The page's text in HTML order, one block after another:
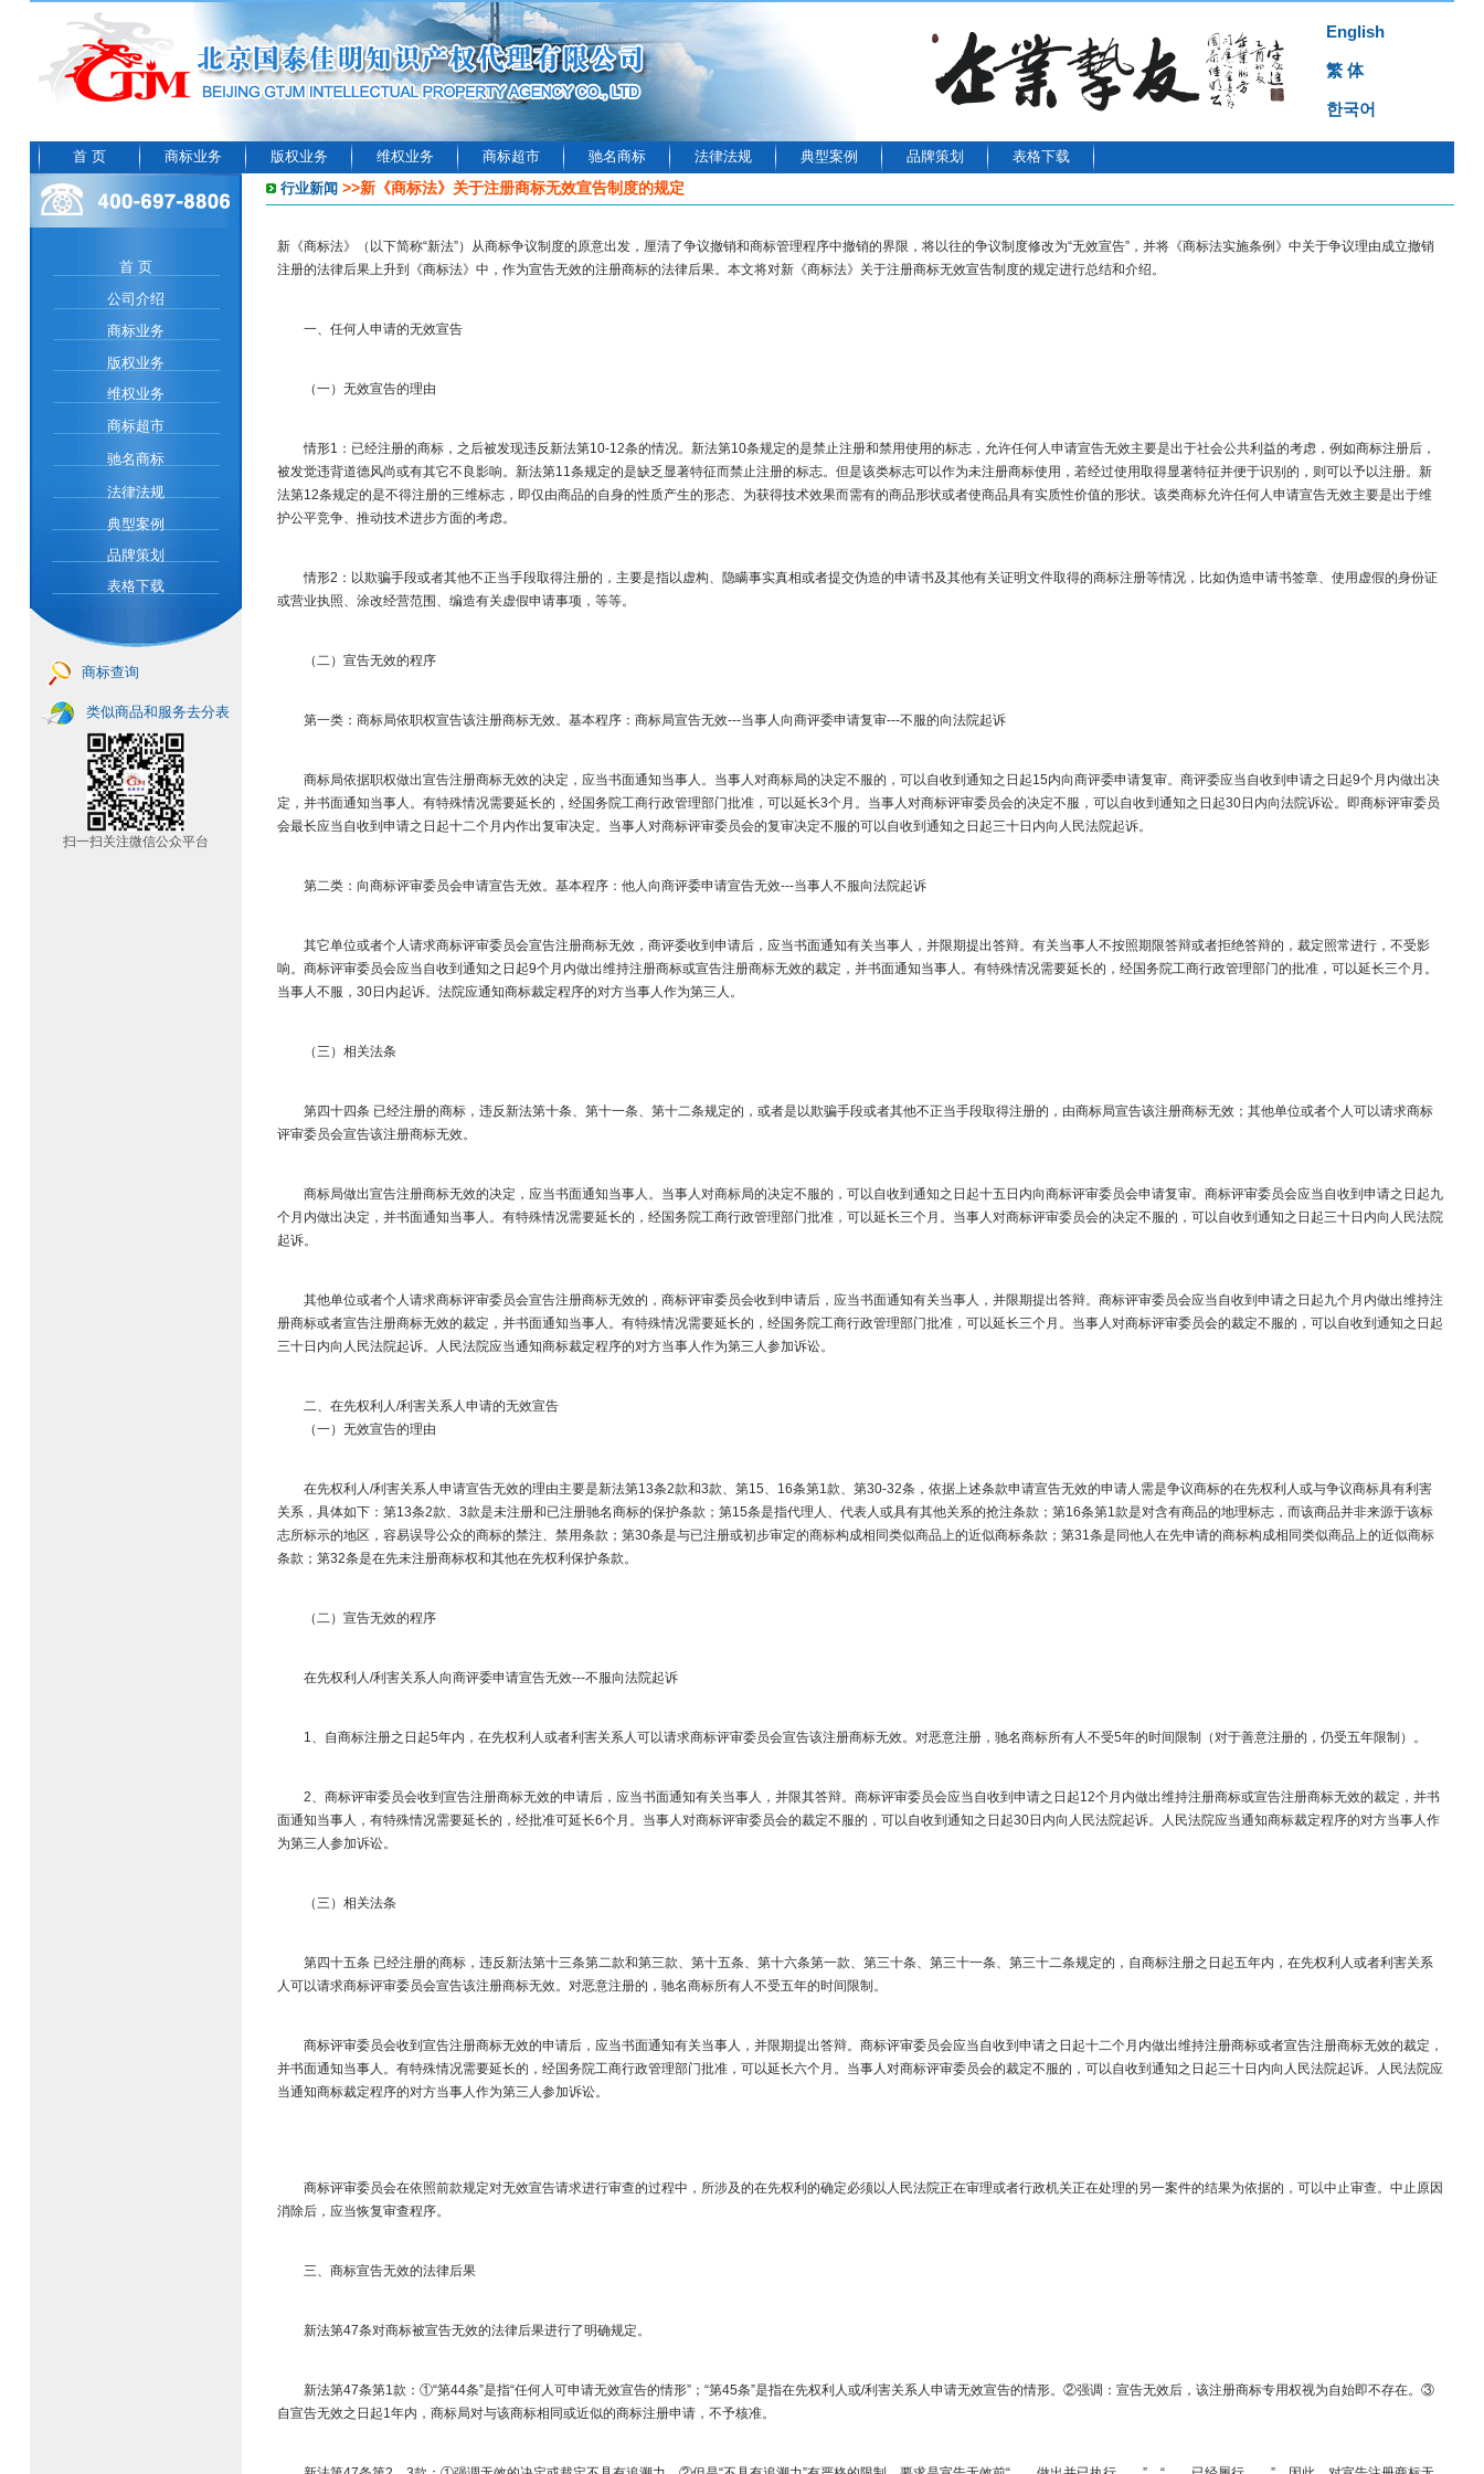
English
繁 体
한국어
首 页 商标业务 版权业务 维权业务 商标超市 驰名商标 法律法规 典型案例 品牌策划 表格下载
首 页
公司介绍
商标业务
版权业务
维权业务
商标超市
驰名商标
法律法规
典型案例
品牌策划
表格下载
商标查询
类似商品和服务去分表
扫一扫关注微信公众平台
行业新闻 >>新《商标法》关于注册商标无效宣告制度的规定
新《商标法》（以下简称“新法”）从商标争议制度的原意出发，厘清了争议撤销和商标管理程序中撤销的界限，将以往的争议制度修改为“无效宣告”，并将《商标法实施条例》中关于争议理由成立撤销
注册的法律后果上升到《商标法》中，作为宣告无效的注册商标的法律后果。本文将对新《商标法》关于注册商标无效宣告制度的规定进行总结和介绍。​
一、任何人申请的无效宣告​
（一）无效宣告的理由​
情形1：已经注册的商标，之后被发现违反新法第10-12条的情况。新法第10条规定的是禁止注册和禁用使用的标志，允许任何人申请宣告无效主要是出于社会公共利益的考虑，例如商标注册后，
被发觉违背道德风尚或有其它不良影响。新法第11条规定的是缺乏显著特征而禁止注册的标志。但是该类标志可以作为未注册商标使用，若经过使用取得显著特征并便于识别的，则可以予以注册。新
法第12条规定的是不得注册的三维标志，即仅由商品的自身的性质产生的形态、为获得技术效果而需有的商品形状或者使商品具有实质性价值的形状。该类商标允许任何人申请宣告无效主要是出于维
护公平竞争、推动技术进步方面的考虑。​
情形2：以欺骗手段或者其他不正当手段取得注册的，主要是指以虚构、隐瞒事实真相或者提交伪造的申请书及其他有关证明文件取得的商标注册等情况，比如伪造申请书签章、使用虚假的身份证
或营业执照、涂改经营范围、编造有关虚假申请事项，等等。​
（二）宣告无效的程序​
第一类：商标局依职权宣告该注册商标无效。基本程序：商标局宣告无效---当事人向商评委申请复审---不服的向法院起诉​
商标局依据职权做出宣告注册商标无效的决定，应当书面通知当事人。当事人对商标局的决定不服的，可以自收到通知之日起15内向商评委申请复审。商评委应当自收到申请之日起9个月内做出决
定，并书面通知当事人。有特殊情况需要延长的，经国务院工商行政管理部门批准，可以延长3个月。当事人对商标评审委员会的决定不服，可以自收到通知之日起30日内向法院诉讼。即商标评审委员
会最长应当自收到申请之日起十二个月内作出复审决定。当事人对商标评审委员会的复审决定不服的可以自收到通知之日起三十日内向人民法院起诉。​
第二类：向商标评审委员会申请宣告无效。基本程序：他人向商评委申请宣告无效---当事人不服向法院起诉​
其它单位或者个人请求商标评审委员会宣告注册商标无效，商评委收到申请后，应当书面通知有关当事人，并限期提出答辩。有关当事人不按照期限答辩或者拒绝答辩的，裁定照常进行，不受影
响。商标评审委员会应当自收到通知之日起9个月内做出维持注册商标或宣告注册商标无效的裁定，并书面通知当事人。有特殊情况需要延长的，经国务院工商行政管理部门的批准，可以延长三个月。
当事人不服，30日内起诉。法院应通知商标裁定程序的对方当事人作为第三人。​
（三）相关法条​
第四十四条 已经注册的商标，违反新法第十条、第十一条、第十二条规定的，或者是以欺骗手段或者其他不正当手段取得注册的，由商标局宣告该注册商标无效；其他单位或者个人可以请求商标
评审委员会宣告该注册商标无效。​
商标局做出宣告注册商标无效的决定，应当书面通知当事人。当事人对商标局的决定不服的，可以自收到通知之日起十五日内向商标评审委员会申请复审。商标评审委员会应当自收到申请之日起九
个月内做出决定，并书面通知当事人。有特殊情况需要延长的，经国务院工商行政管理部门批准，可以延长三个月。当事人对商标评审委员会的决定不服的，可以自收到通知之日起三十日内向人民法院
起诉。​
其他单位或者个人请求商标评审委员会宣告注册商标无效的，商标评审委员会收到申请后，应当书面通知有关当事人，并限期提出答辩。商标评审委员会应当自收到申请之日起九个月内做出维持注
册商标或者宣告注册商标无效的裁定，并书面通知当事人。有特殊情况需要延长的，经国务院工商行政管理部门批准，可以延长三个月。当事人对商标评审委员会的裁定不服的，可以自收到通知之日起
三十日内向人民法院起诉。人民法院应当通知商标裁定程序的对方当事人作为第三人参加诉讼。​
二、在先权利人/利害关系人申请的无效宣告
（一）无效宣告的理由​
在先权利人/利害关系人申请宣告无效的理由主要是新法第13条2款和3款、第15、16条第1款、第30-32条，依据上述条款申请宣告无效的申请人需是争议商标的在先权利人或与争议商标具有利害
关系，具体如下：第13条2款、3款是未注册和已注册驰名商标的保护条款；第15条是指代理人、代表人或具有其他关系的抢注条款；第16条第1款是对含有商品的地理标志，而该商品并非来源于该标
志所标示的地区，容易误导公众的商标的禁注、禁用条款；第30条是与已注册或初步审定的商标构成相同类似商品上的近似商标条款；第31条是同他人在先申请的商标构成相同类似商品上的近似商标
条款；第32条是在先未注册商标权和其他在先权利保护条款。​
（二）宣告无效的程序​
在先权利人/利害关系人向商评委申请宣告无效---不服向法院起诉​
1、自商标注册之日起5年内，在先权利人或者利害关系人可以请求商标评审委员会宣告该注册商标无效。对恶意注册，驰名商标所有人不受5年的时间限制（对于善意注册的，仍受五年限制）。​
2、商标评审委员会收到宣告注册商标无效的申请后，应当书面通知有关当事人，并限其答辩。商标评审委员会应当自收到申请之日起12个月内做出维持注册商标或宣告注册商标无效的裁定，并书
面通知当事人，有特殊情况需要延长的，经批准可延长6个月。当事人对商标评审委员会的裁定不服的，可以自收到通知之日起30日内向人民法院起诉。人民法院应当通知商标裁定程序的对方当事人作
为第三人参加诉讼。​
（三）相关法条​
第四十五条 已经注册的商标，违反新法第十三条第二款和第三款、第十五条、第十六条第一款、第三十条、第三十一条、第三十二条规定的，自商标注册之日起五年内，在先权利人或者利害关系
人可以请求商标评审委员会宣告该注册商标无效。对恶意注册的，驰名商标所有人不受五年的时间限制。​
商标评审委员会收到宣告注册商标无效的申请后，应当书面通知有关当事人，并限期提出答辩。商标评审委员会应当自收到申请之日起十二个月内做出维持注册商标或者宣告注册商标无效的裁定，
并书面通知当事人。有特殊情况需要延长的，经国务院工商行政管理部门批准，可以延长六个月。当事人对商标评审委员会的裁定不服的，可以自收到通知之日起三十日内向人民法院起诉。人民法院应
当通知商标裁定程序的对方当事人作为第三人参加诉讼。​
商标评审委员会在依照前款规定对无效宣告请求进行审查的过程中，所涉及的在先权利的确定必须以人民法院正在审理或者行政机关正在处理的另一案件的结果为依据的，可以中止审查。中止原因
消除后，应当恢复审查程序。​
三、商标宣告无效的法律后果​
新法第47条对商标被宣告无效的法律后果进行了明确规定。​
新法第47条第1款：①“第44条”是指“任何人可申请无效宣告的情形”；“第45条”是指在先权利人或/利害关系人申请无效宣告的情形。②强调：宣告无效后，该注册商标专用权视为自始即不存在。③
自宣告无效之日起1年内，商标局对与该商标相同或近似的商标注册申请，不予核准。​